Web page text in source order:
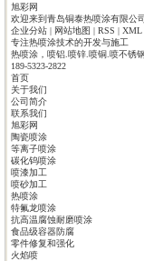
旭彩网
欢迎来到青岛铜泰热喷涂有限公
企业分站 | 网站地图 | RSS | XML
专注热喷涂技术的开发与施工
热喷涂，喷铝.喷锌.喷铜.喷不锈
189-5323-2822
首页
关于我们
公司简介
联系我们
旭彩网
陶瓷喷涂
等离子喷涂
碳化钨喷涂
喷漆加工
喷砂加工
热喷涂
特氟龙喷涂
抗高温腐蚀耐磨喷涂
食品级容器防腐
零件修复和强化
火焰喷